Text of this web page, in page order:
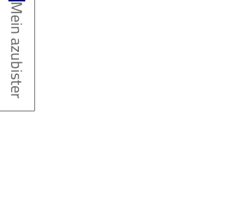
Mein azubister